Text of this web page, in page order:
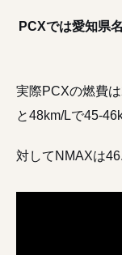
PCXでは愛知県
実際PCXの燃費
と48km/Lで45-
対してNMAXは